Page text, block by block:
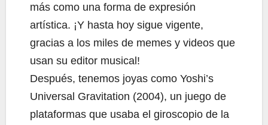
más como una forma de expresión
artística. ¡Y hasta hoy sigue vigente,
gracias a los miles de memes y videos que
usan su editor musical!
Después, tenemos joyas como Yoshi’s
Universal Gravitation (2004), un juego de
plataformas que usaba el giroscopio de la